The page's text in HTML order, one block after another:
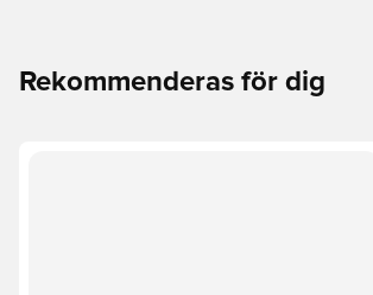
Rekommenderas för dig